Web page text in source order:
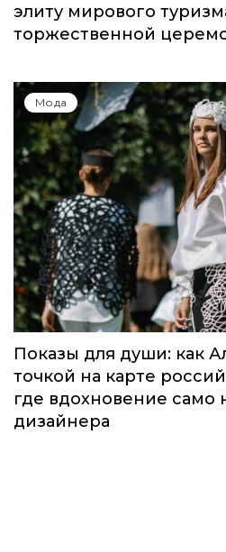
элиту мирового
торжественной
Мода
Показы для души: как
точкой на карте
где вдохновение само
дизайнера